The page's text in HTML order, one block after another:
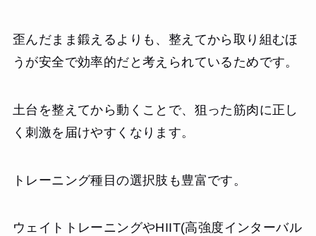
歪んだまま鍛えるよりも、整えてから取り組むほ
うが安全で効率的だと考えられているためです。
土台を整えてから動くことで、狙った筋肉に正し
く刺激を届けやすくなります。
トレーニング種目の選択肢も豊富です。
ウェイトトレーニングやHIIT(高強度インターバル